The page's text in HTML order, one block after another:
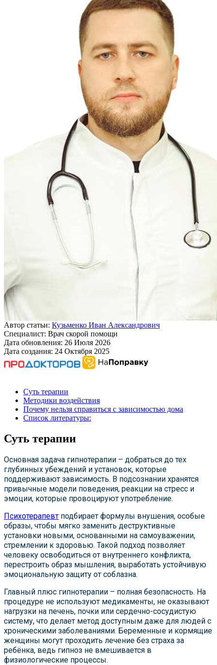
Автор статьи: Кузьменко Иван Александрович
Специалист: Врач скорой помощи
Дата обновления: 26 Июля 2026
Дата создания: 24 Октября 2025
Суть терапии
Методики воздействия
Почему нельзя справиться с зависимостью дома
Список литературы:
Суть терапии
Основная задача гипнотерапии – добраться до тех
глубинных убеждений и установок, которые
поддерживают зависимость. В подсознании хранятся
привычные модели поведения, реакции на стресс и
эмоции, которые провоцируют употребление.
Психотерапевт подбирает формулы внушения, особые
образы, чтобы мягко заменить деструктивные
установки новыми, основанными на самоуважении,
стремлении к здоровью. Такой подход позволяет
человеку освободиться от внутреннего конфликта,
перестроить образ мышления, выработать устойчивую
эмоциональную защиту от соблазна.
Главный плюс гипнотерапии – полная безопасность. На
процедуре не используют медикаменты, не оказывают
нагрузки на печень, почки или сердечно-сосудистую
систему, что делает метод доступным даже для людей с
хроническими заболеваниями. Беременные и кормящие
женщины могут проходить лечение без страха за
ребёнка, ведь гипноз не вмешивается в
физиологические процессы.